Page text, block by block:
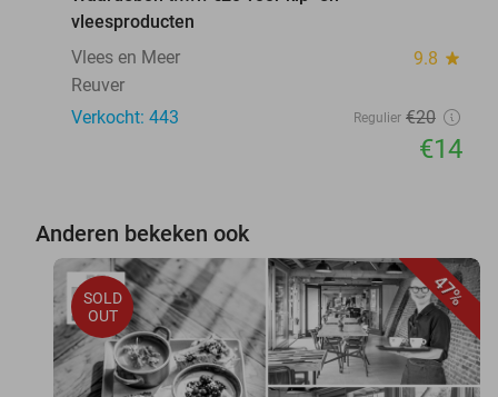
vleesproducten
Vlees en Meer
9.8 star
Reuver
Verkocht: 443
Regulier €20
€14
Anderen bekeken ook
47%
SOLD
OUT